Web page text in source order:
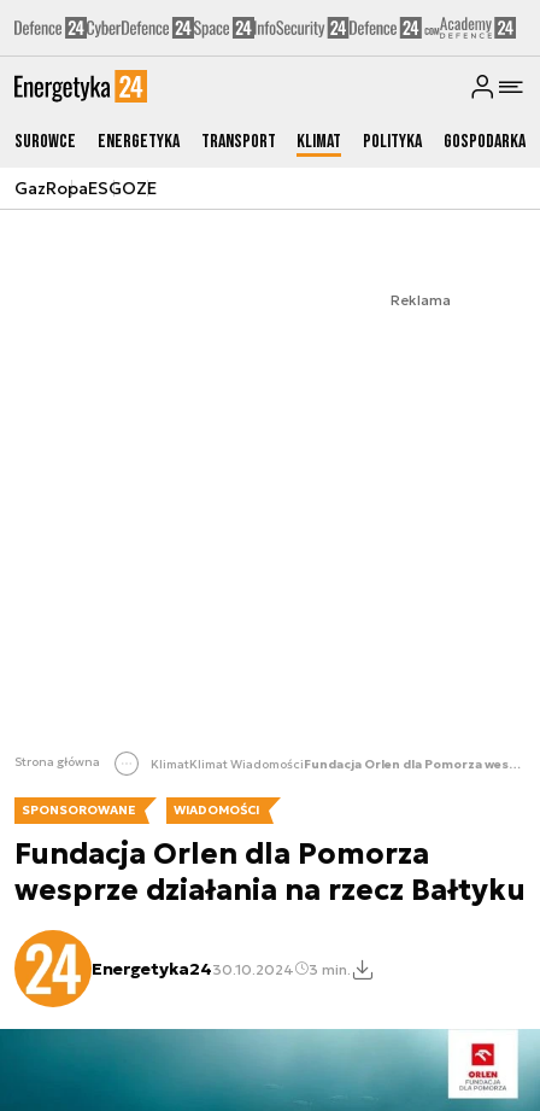
Surowce Energetyka Transport Klimat Polityka Gospodarka
GazRopaESGOZE
Reklama
Strona główna KlimatKlimat Wiadomości Fundacja Orlen dla Pomorza wesprze działania na rzecz Bałtyku
SPONSOROWANE WIADOMOŚCI
Fundacja Orlen dla Pomorza
wesprze działania na rzecz Bałtyku
Energetyka2430.10.2024 3 min.